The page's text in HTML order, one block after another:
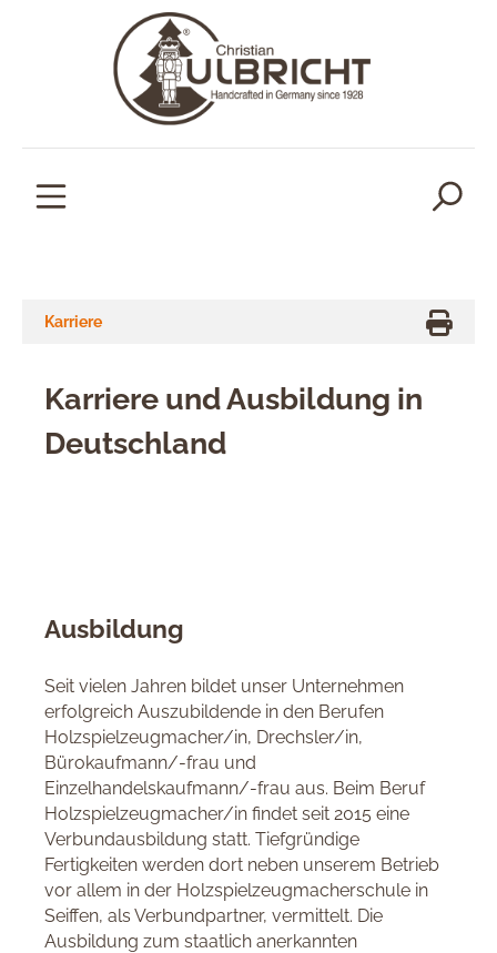
Karriere
Karriere und Ausbildung in
Deutschland
Ausbildung
Seit vielen Jahren bildet unser Unternehmen
erfolgreich Auszubildende in den Berufen
Holzspielzeugmacher/in, Drechsler/in,
Bürokaufmann/-frau und
Einzelhandelskaufmann/-frau aus. Beim Beruf
Holzspielzeugmacher/in findet seit 2015 eine
Verbundausbildung statt. Tiefgründige
Fertigkeiten werden dort neben unserem Betrieb
vor allem in der Holzspielzeugmacherschule in
Seiffen, als Verbundpartner, vermittelt. Die
Ausbildung zum staatlich anerkannten